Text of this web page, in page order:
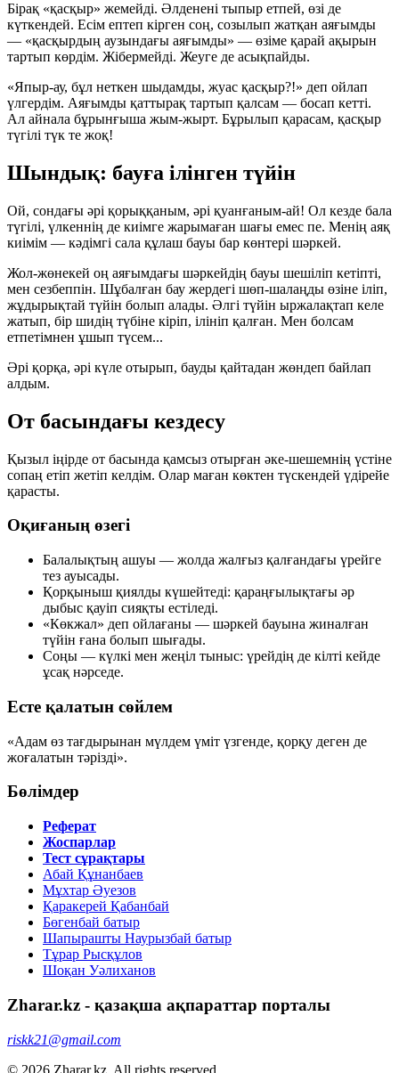
Бірақ «қасқыр» жемейді. Әлденені тыпыр етпей, өзі де
күткендей. Есім ептеп кірген соң, созылып жатқан аяғымды
— «қасқырдың аузындағы аяғымды» — өзіме қарай ақырын
тартып көрдім. Жібермейді. Жеуге де асықпайды.
«Япыр-ау, бұл неткен шыдамды, жуас қасқыр?!» деп ойлап
үлгердім. Аяғымды қаттырақ тартып қалсам — босап кетті.
Ал айнала бұрынғыша жым-жырт. Бұрылып қарасам, қасқыр
түгілі түк те жоқ!
Шындық: бауға ілінген түйін
Ой, сондағы әрі қорыққаным, әрі қуанғаным-ай! Ол кезде бала
түгілі, үлкеннің де киімге жарымаған шағы емес пе. Менің аяқ
киімім — кәдімгі сала құлаш бауы бар көнтері шәркей.
Жол-жөнекей оң аяғымдағы шәркейдің бауы шешіліп кетіпті,
мен сезбеппін. Шұбалған бау жердегі шөп-шалаңды өзіне іліп,
жұдырықтай түйін болып алады. Әлгі түйін ыржалақтап келе
жатып, бір шидің түбіне кіріп, ілініп қалған. Мен болсам
етпетімнен ұшып түсем...
Әрі қорқа, әрі күле отырып, бауды қайтадан жөндеп байлап
алдым.
От басындағы кездесу
Қызыл іңірде от басында қамсыз отырған әке-шешемнің үстіне
сопаң етіп жетіп келдім. Олар маған көктен түскендей үдірейе
қарасты.
Оқиғаның өзегі
Балалықтың ашуы — жолда жалғыз қалғандағы үрейге
тез ауысады.
Қорқыныш қиялды күшейтеді: қараңғылықтағы әр
дыбыс қауіп сияқты естіледі.
«Көкжал» деп ойлағаны — шәркей бауына жиналған
түйін ғана болып шығады.
Соңы — күлкі мен жеңіл тыныс: үрейдің де кілті кейде
ұсақ нәрседе.
Есте қалатын сөйлем
«Адам өз тағдырынан мүлдем үміт үзгенде, қорқу деген де
жоғалатын тәрізді».
Бөлімдер
Реферат
Жоспарлар
Тест сұрақтары
Абай Құнанбаев
Мұхтар Әуезов
Қаракерей Қабанбай
Бөгенбай батыр
Шапырашты Наурызбай батыр
Тұрар Рысқұлов
Шоқан Уәлиханов
Zharar.kz - қазақша ақпараттар порталы
riskk21@gmail.com
© 2026 Zharar.kz. All rights reserved.